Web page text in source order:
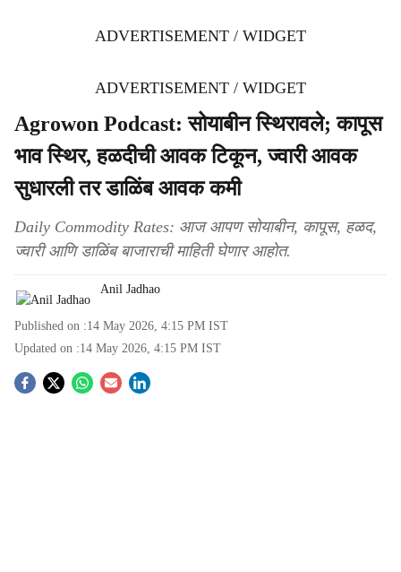
ADVERTISEMENT / WIDGET
ADVERTISEMENT / WIDGET
Agrowon Podcast: सोयाबीन स्थिरावले; कापूस
भाव स्थिर, हळदीची आवक टिकून, ज्वारी आवक
सुधारली तर डाळिंब आवक कमी
Daily Commodity Rates: आज आपण सोयाबीन, कापूस, हळद,
ज्वारी आणि डाळिंब बाजाराची माहिती घेणार आहोत.
Anil Jadhao
Published on :14 May 2026, 4:15 PM IST
Updated on :14 May 2026, 4:15 PM IST
S